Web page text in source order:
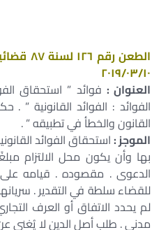
الطعن
٢٠١٩/٠٣/١٠
العنوان : فوائد ” استحقاق
الفوائد : الفوائد القانونية ”
القانون والخطأ في تطبيقه ” .
الموجز :استحقاق الفوائد
بها وأن يكون محل الالتزام
الدعوى . مقصوده . قيامه
للقضاء سلطة في التقدير .
مدنى . طلب أصل الدين لا يُغنى عن